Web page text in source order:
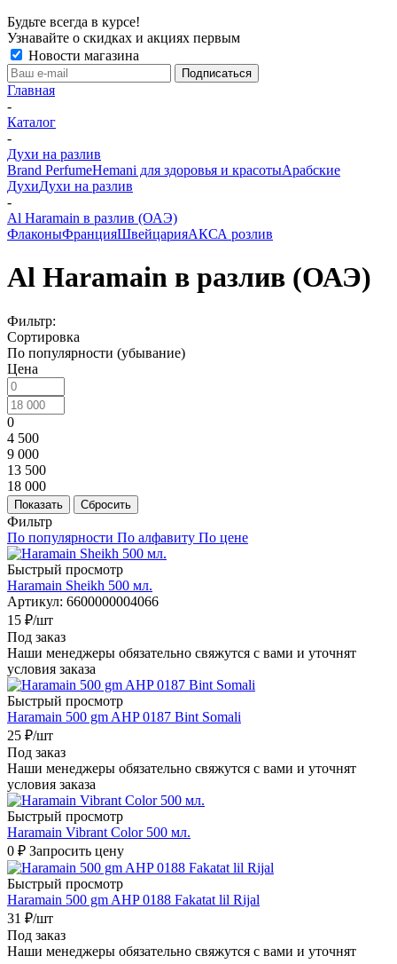
Будьте всегда в курсе!
Узнавайте о скидках и акциях первым
Новости магазина
Главная
-
Каталог
-
Духи на разлив
Brand PerfumeHemani для здоровья и красотыАрабские
ДухиДухи на разлив
-
Al Haramain в разлив (ОАЭ)
ФлаконыФранцияШвейцарияАКСА розлив
Al Haramain в разлив (ОАЭ)
Фильтр:
Сортировка
По популярности (убывание)
Цена
0
4 500
9 000
13 500
18 000
Показать Сбросить
Фильтр
По популярности По алфавиту По цене
Быстрый просмотр
Haramain Sheikh 500 мл.
Артикул: 6600000004066
15 ₽/шт
Под заказ
Наши менеджеры обязательно свяжутся с вами и уточнят
условия заказа
Быстрый просмотр
Haramain 500 gm AHP 0187 Bint Somali
25 ₽/шт
Под заказ
Наши менеджеры обязательно свяжутся с вами и уточнят
условия заказа
Быстрый просмотр
Haramain Vibrant Color 500 мл.
0 ₽ Запросить цену
Быстрый просмотр
Haramain 500 gm AHP 0188 Fakatat lil Rijal
31 ₽/шт
Под заказ
Наши менеджеры обязательно свяжутся с вами и уточнят